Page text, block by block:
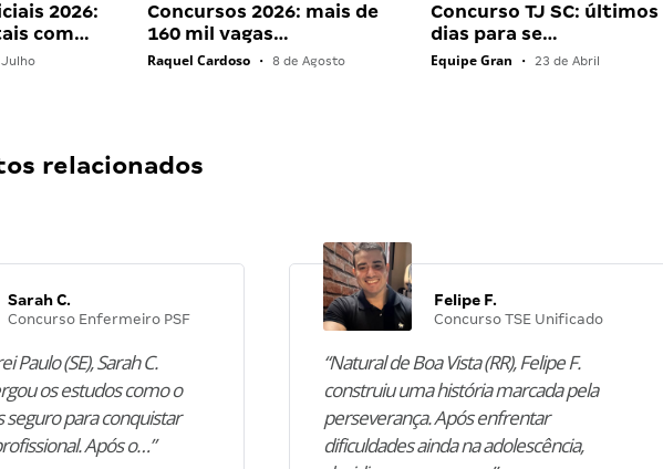
2026:
com…
Concursos 2026: mais de
160 mil vagas…
Raquel Cardoso • 8 de Agosto
Concurso TJ SC: últimos
dias para se…
Equipe Gran • 23 de Abril
relacionados
Sarah C.
Concurso Enfermeiro PSF
Paulo (SE), Sarah C.
os estudos como o
seguro para conquistar
Após o…”
Felipe F.
Concurso TSE Unificado
“Natural de Boa Vista (RR), Felipe F.
construiu uma história marcada pela
perseverança. Após enfrentar
dificuldades ainda na adolescência,